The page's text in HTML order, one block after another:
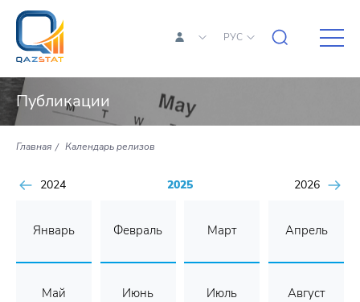
РУС
Публикации
Главная Календарь релизов
2024 2025 2026
Январь Февраль Март Апрель
Май Июнь Июль Август